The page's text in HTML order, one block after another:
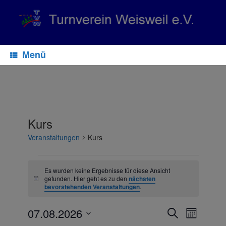
springen
Menü
Kurs
Veranstaltungen Kurs
Notice
Es wurden keine Ergebnisse für diese Ansicht
gefunden. Hier geht es zu dennächsten
bevorstehenden Veranstaltungen.
Veranstaltungen
Suche
Suche
Ansichten-
Monat
07.08.2026